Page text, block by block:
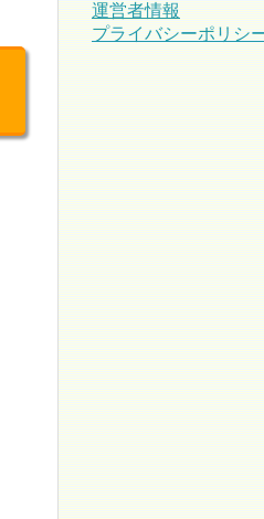
運営者情報
プライバシーポリシ